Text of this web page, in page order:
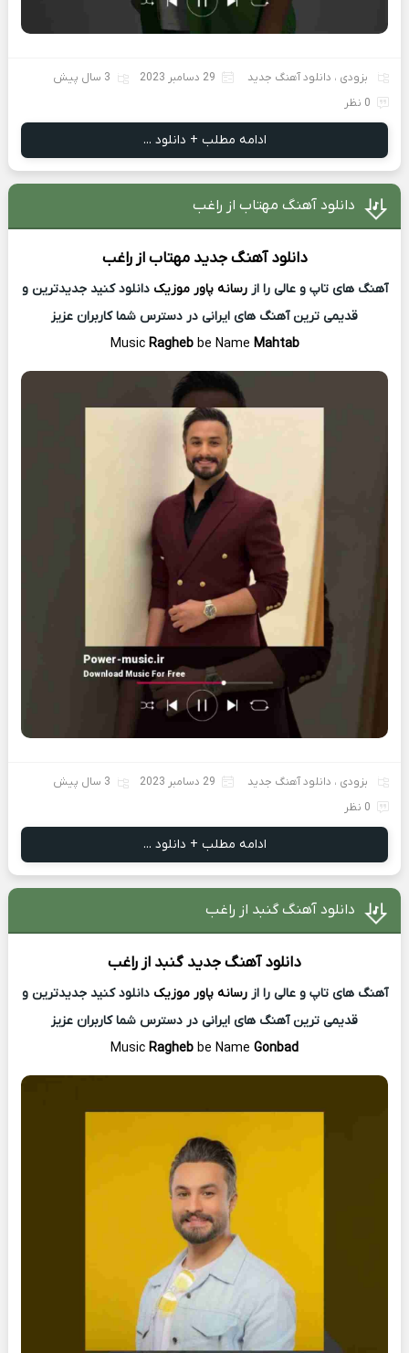
بزودی ، دانلود آهنگ جدید 29 دسامبر 2023
3 سال پیش
0 نظر
ادامه مطلب + دانلود ...
دانلود آهنگ مهتاب از راغب
دانلود آهنگ جدید مهتاب ازراغب
آهنگ های تاپ و عالی را ازرسانه پاور موزیک دانلود کنید جدیدترین و
قدیمی ترین آهنگ های ایرانی در دسترس شما کاربران عزیز
MusicRagheb be Name Mahtab
بزودی ، دانلود آهنگ جدید 29 دسامبر 2023
3 سال پیش
0 نظر
ادامه مطلب + دانلود ...
دانلود آهنگ گنبد از راغب
دانلود آهنگ جدید گنبد ازراغب
آهنگ های تاپ و عالی را ازرسانه پاور موزیک دانلود کنید جدیدترین و
قدیمی ترین آهنگ های ایرانی در دسترس شما کاربران عزیز
Music Ragheb be Name Gonbad